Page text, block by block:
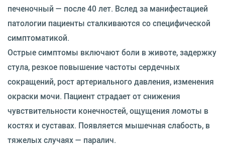
печеночный — после 40 лет. Вслед за манифестацией
патологии пациенты сталкиваются со специфической
симптоматикой.
Острые симптомы включают боли в животе, задержку
стула, резкое повышение частоты сердечных
сокращений, рост артериального давления, изменения
окраски мочи. Пациент страдает от снижения
чувствительности конечностей, ощущения ломоты в
костях и суставах. Появляется мышечная слабость, в
тяжелых случаях — паралич.